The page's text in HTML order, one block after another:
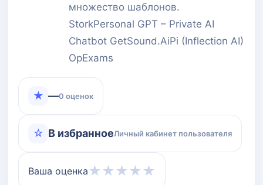
множество шаблонов.
StorkPersonal GPT – Private AI
Chatbot GetSound.AiPi (Inflection AI)
OpExams
★ —0 оценок
☆ В избранноеЛичный кабинет пользователя
Ваша оценка ★ ★ ★ ★ ★